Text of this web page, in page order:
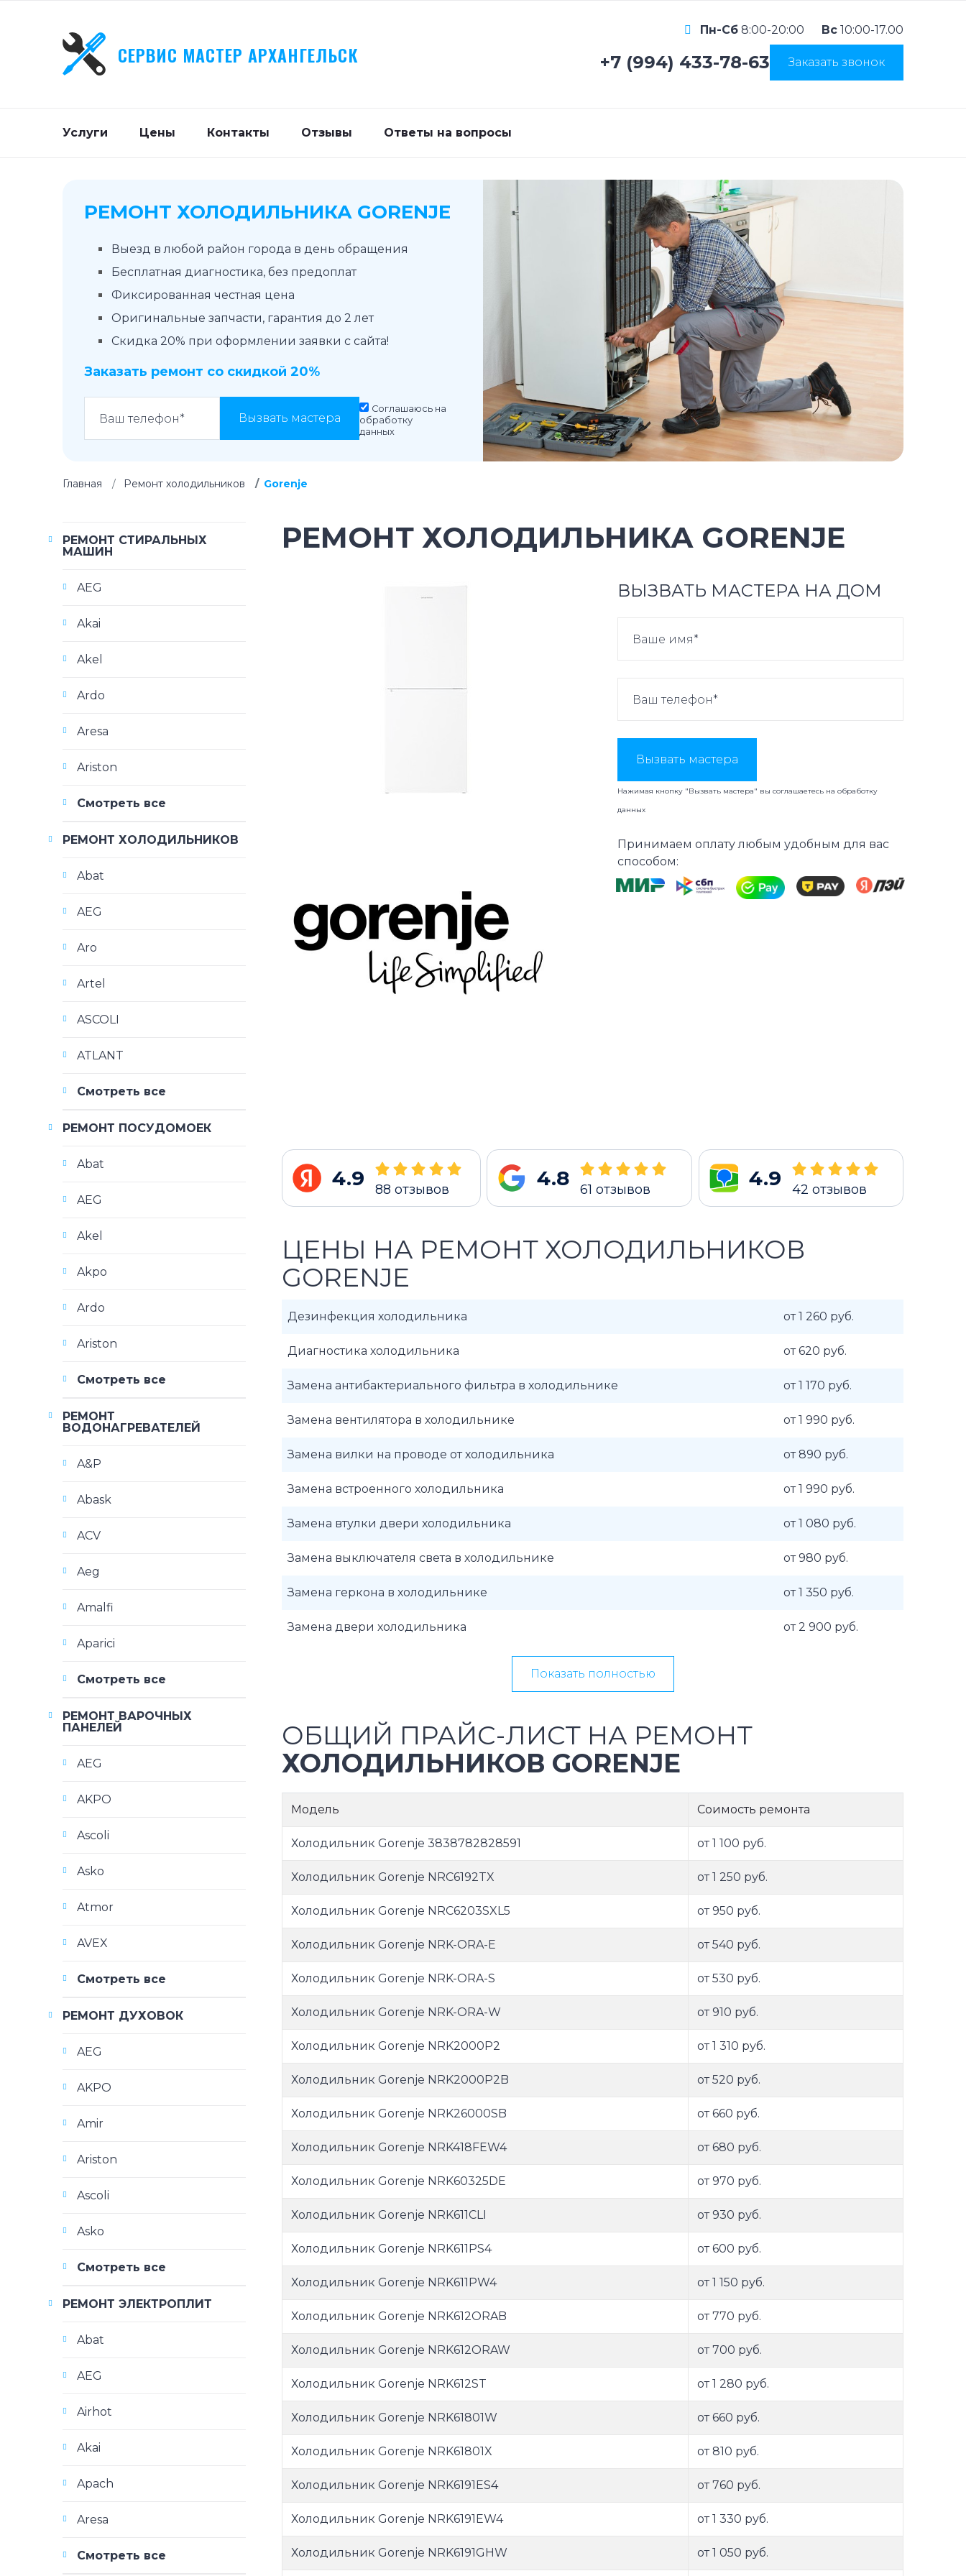
СЕРВИС МАСТЕР АРХАНГЕЛЬСК
Пн-Сб 8:00-20:00 Вс 10:00-17.00
+7 (994) 433-78-63 Заказать звонок
Услуги Цены Контакты Отзывы Ответы на вопросы
РЕМОНТ ХОЛОДИЛЬНИКА GORENJE
Выезд в любой район города в день обращения
Бесплатная диагностика, без предоплат
Фиксированная честная цена
Оригинальные запчасти, гарантия до 2 лет
Скидка 20% при оформлении заявки с сайта!
Заказать ремонт со скидкой 20%
Вызвать мастера
Соглашаюсь на
обработку
данных
Главная Ремонт холодильников Gorenje
РЕМОНТ ХОЛОДИЛЬНИКА GORENJE
ВЫЗВАТЬ МАСТЕРА НА ДОМ
Вызвать мастера
Нажимая кнопку "Вызвать мастера" вы соглашаетесь наобработку
данных
Принимаем оплату любым удобным для вас
способом:
4.9 88 отзывов 4.8 61 отзывов 4.9 42 отзывов
ЦЕНЫ НА РЕМОНТ ХОЛОДИЛЬНИКОВ
GORENJE
Дезинфекция холодильника от 1 260 руб.
Диагностика холодильника от 620 руб.
Замена антибактериального фильтра в холодильнике от 1 170 руб.
Замена вентилятора в холодильнике от 1 990 руб.
Замена вилки на проводе от холодильника от 890 руб.
Замена встроенного холодильника от 1 990 руб.
Замена втулки двери холодильника от 1 080 руб.
Замена выключателя света в холодильнике от 980 руб.
Замена геркона в холодильнике от 1 350 руб.
Замена двери холодильника от 2 900 руб.
Показать полностью
ОБЩИЙ ПРАЙС-ЛИСТ НА РЕМОНТ
ХОЛОДИЛЬНИКОВ GORENJE
Модель Соимость ремонта
Холодильник Gorenje 3838782828591 от 1 100 руб.
Холодильник Gorenje NRC6192TX от 1 250 руб.
Холодильник Gorenje NRC6203SXL5 от 950 руб.
Холодильник Gorenje NRK-ORA-E от 540 руб.
Холодильник Gorenje NRK-ORA-S от 530 руб.
Холодильник Gorenje NRK-ORA-W от 910 руб.
Холодильник Gorenje NRK2000P2 от 1 310 руб.
Холодильник Gorenje NRK2000P2B от 520 руб.
Холодильник Gorenje NRK26000SB от 660 руб.
Холодильник Gorenje NRK418FEW4 от 680 руб.
Холодильник Gorenje NRK60325DE от 970 руб.
Холодильник Gorenje NRK611CLI от 930 руб.
Холодильник Gorenje NRK611PS4 от 600 руб.
Холодильник Gorenje NRK611PW4 от 1 150 руб.
Холодильник Gorenje NRK612ORAB от 770 руб.
Холодильник Gorenje NRK612ORAW от 700 руб.
Холодильник Gorenje NRK612ST от 1 280 руб.
Холодильник Gorenje NRK61801W от 660 руб.
Холодильник Gorenje NRK61801X от 810 руб.
Холодильник Gorenje NRK6191ES4 от 760 руб.
Холодильник Gorenje NRK6191EW4 от 1 330 руб.
Холодильник Gorenje NRK6191GHW от 1 050 руб.
РЕМОНТ СТИРАЛЬНЫХ
МАШИН
AEG
Akai
Akel
Ardo
Aresa
Ariston
Смотреть все
РЕМОНТ ХОЛОДИЛЬНИКОВ
Abat
AEG
Aro
Artel
ASCOLI
ATLANT
Смотреть все
РЕМОНТ ПОСУДОМОЕК
Abat
AEG
Akel
Akpo
Ardo
Ariston
Смотреть все
РЕМОНТ
ВОДОНАГРЕВАТЕЛЕЙ
A&P
Abask
ACV
Aeg
Amalfi
Aparici
Смотреть все
РЕМОНТ ВАРОЧНЫХ
ПАНЕЛЕЙ
AEG
AKPO
Ascoli
Asko
Atmor
AVEX
Смотреть все
РЕМОНТ ДУХОВОК
AEG
AKPO
Amir
Ariston
Ascoli
Asko
Смотреть все
РЕМОНТ ЭЛЕКТРОПЛИТ
Abat
AEG
Airhot
Akai
Apach
Aresa
Смотреть все